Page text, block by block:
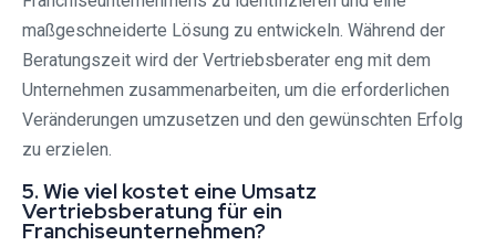
maßgeschneiderte Lösung zu entwickeln. Während der
Beratungszeit wird der Vertriebsberater eng mit dem
Unternehmen zusammenarbeiten, um die erforderlichen
Veränderungen umzusetzen und den gewünschten Erfolg
zu erzielen.
5. Wie viel kostet eine Umsatz
Vertriebsberatung für ein
Franchiseunternehmen?